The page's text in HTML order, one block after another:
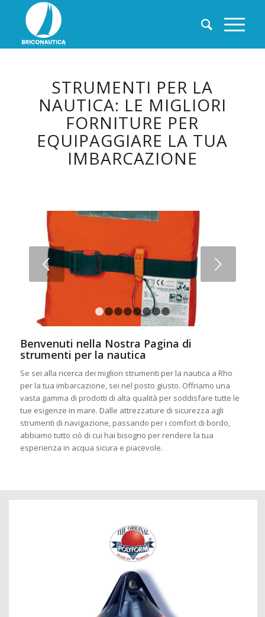
STRUMENTI PER LA
NAUTICA: LE MIGLIORI
FORNITURE PER
EQUIPAGGIARE LA TUA
IMBARCAZIONE
Succ
1 2 3 4 5
Benvenuti nella Nostra Pagina di
strumenti per la nautica
Se sei alla ricerca dei migliori strumenti per la nautica a Rho
per la tua imbarcazione, sei nel posto giusto. Offriamo una
vasta gamma di prodotti di alta qualità per soddisfare tutte le
tue esigenze in mare. Dalle attrezzature di sicurezza agli
strumenti di navigazione, passando per i comfort di bordo,
abbiamo tutto ciò di cui hai bisogno per rendere la tua
esperienza in acqua sicura e piacevole.